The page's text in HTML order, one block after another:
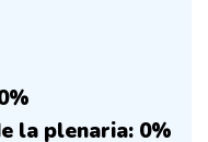
la plenaria: 0%